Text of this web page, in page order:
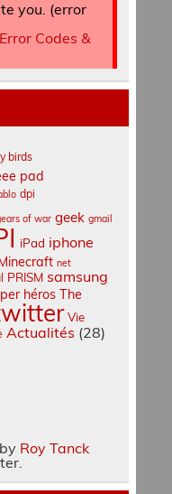
you. (error
Error Codes &
birds
pad
dpi
of war geek gmail
iPad iphone
net
PRISM samsung
héros The
Vie
Actualités (28)
Roy Tanck